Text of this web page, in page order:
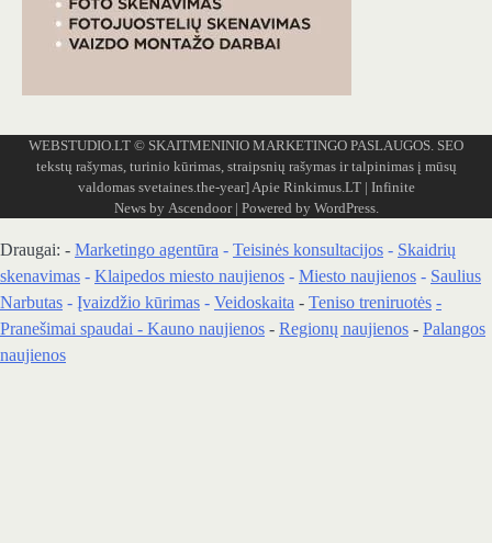
WEBSTUDIO.LT © SKAITMENINIO MARKETINGO PASLAUGOS. SEO
tekstų rašymas, turinio kūrimas, straipsnių rašymas ir talpinimas į mūsų
valdomas svetaines.the-year]Apie Rinkimus.LT| Infinite
News by Ascendoor| Powered by WordPress.
Draugai: - Marketingo agentūra - Teisinės konsultacijos - Skaidrių
skenavimas - Klaipedos miesto naujienos - Miesto naujienos - Saulius
Narbutas - Įvaizdžio kūrimas - Veidoskaita - Teniso treniruotės -
Pranešimai spaudai - Kauno naujienos - Regionų naujienos - Palangos
naujienos